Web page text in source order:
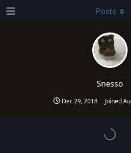
Snesso
Dec 29, 2018 Joined
Posts